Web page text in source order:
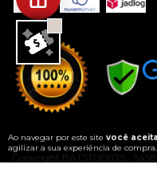
Ao navegar por este site você
agilizar a sua experiência de compra.
Copyright BATSTUDIOS -